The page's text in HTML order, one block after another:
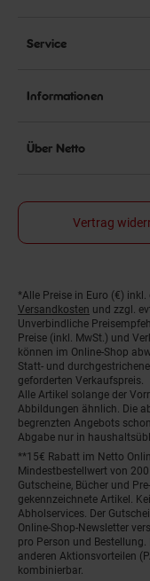
Service
Informationen
Über Netto
Vertrag
Fußnoten
*Alle Preise in Euro (€) inkl.
Versandkosten und zzgl.
Unverbindliche
Preise (inkl. MwSt.) und
können im Online-Shop
Statt- und
geforderten Verkaufspreis.
Alle Artikel solange der
Abbildungen ähnlich. Die
begrenzten Angebots
Abgabe nur in
**15€ Rabatt im Netto
Mindestbestellwert von
Gutscheine, Bücher und
gekennzeichnete Artikel.
Abholservices. Der
Online-Shop-Newsletter
pro Person und
anderen Aktionsvorteilen
kombinierbar.